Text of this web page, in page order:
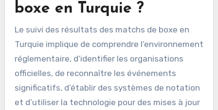
boxe en Turquie ?
Le suivi des résultats des matchs de boxe en
Turquie implique de comprendre l’environnement
réglementaire, d’identifier les organisations
officielles, de reconnaître les événements
significatifs, d’établir des systèmes de notation
et d’utiliser la technologie pour des mises à jour